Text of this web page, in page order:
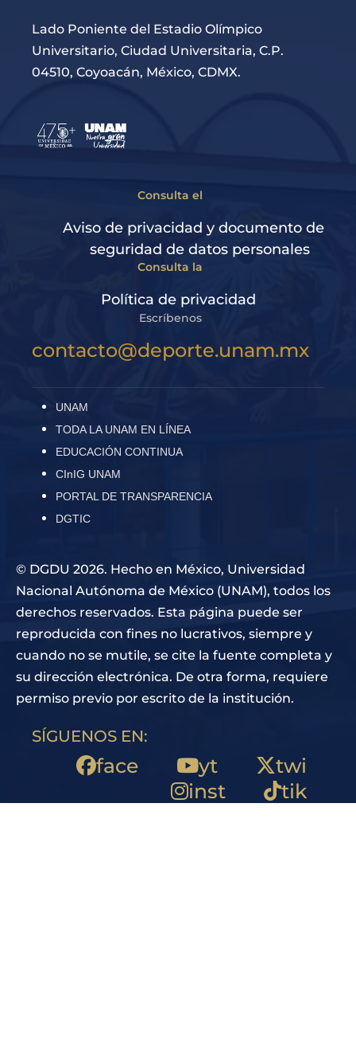
Lado Poniente del Estadio Olímpico
Universitario, Ciudad Universitaria, C.P.
04510, Coyoacán, México, CDMX.
Consulta el
Aviso de privacidad y documento de
seguridad de datos personales
Consulta la
Política de privacidad
Escríbenos
contacto@deporte.unam.mx
UNAM
TODA LA UNAM EN LÍNEA
EDUCACIÓN CONTINUA
CInIG UNAM
PORTAL DE TRANSPARENCIA
DGTIC
© DGDU 2026. Hecho en México, Universidad
Nacional Autónoma de México (UNAM), todos los
derechos reservados. Esta página puede ser
reproducida con fines no lucrativos, siempre y
cuando no se mutile, se cite la fuente completa y
su dirección electrónica. De otra forma, requiere
permiso previo por escrito de la institución.
SÍGUENOS EN:
face yt
twi
inst
tik